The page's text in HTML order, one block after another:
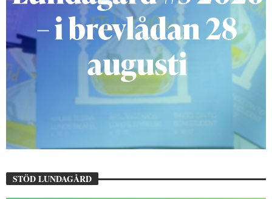
STÖD LUNDAGÅRD